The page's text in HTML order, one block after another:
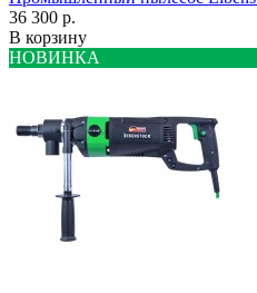
36 300 р.
В корзину
НОВИНКА